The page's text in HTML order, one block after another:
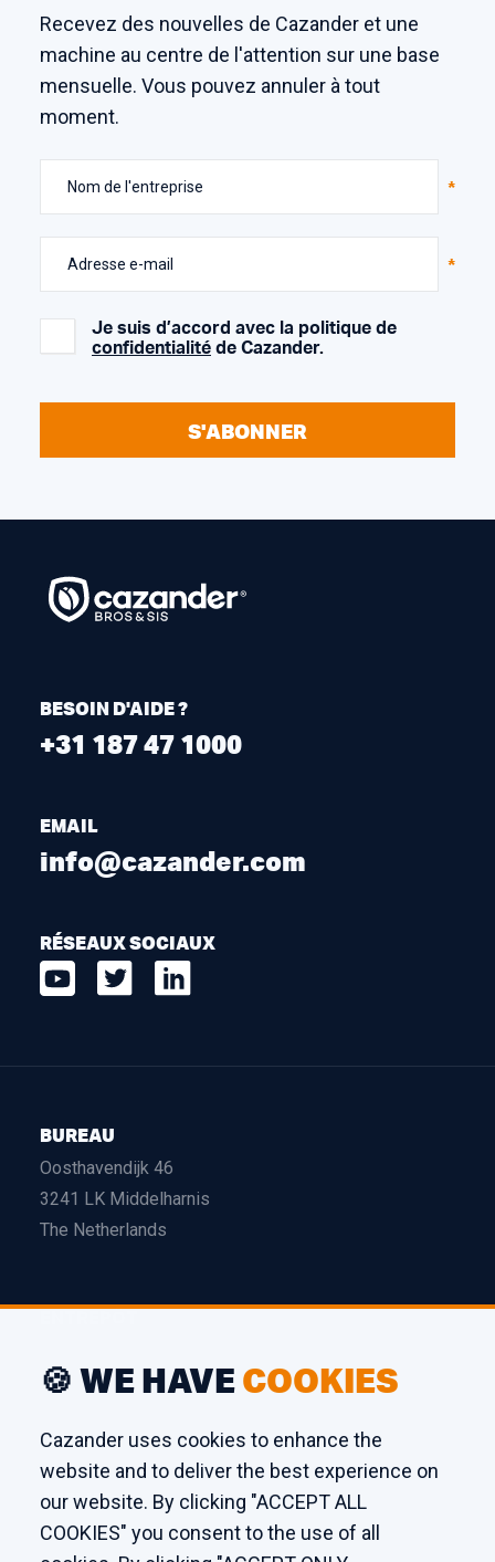
Recevez des nouvelles de Cazander et une
machine au centre de l'attention sur une base
mensuelle. Vous pouvez annuler à tout
moment.
Nom de l'entreprise
Adresse e-mail
Je suis d’accord avec la politique de
confidentialité de Cazander.
S'ABONNER
BESOIN D'AIDE ?
+31 187 47 1000
EMAIL
info@cazander.com
RÉSEAUX SOCIAUX
BUREAU
Oosthavendijk 46
3241 LK Middelharnis
The Netherlands
3241 LS Middelharnis
ATELIER
Kaagstraat 7
🍪 WE HAVECOOKIES
Cazander uses cookies to enhance the
website and to deliver the best experience on
our website. By clicking "ACCEPT ALL
COOKIES" you consent to the use of all